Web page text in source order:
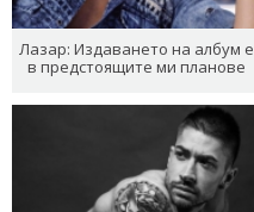
Лазар: Издаването на албум е
в предстоящите ми планове